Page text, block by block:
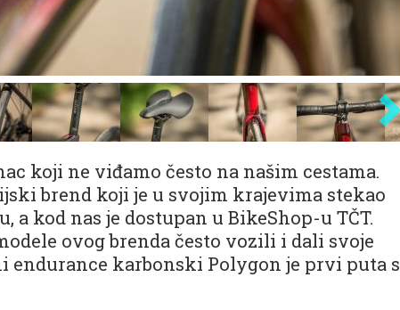
koji ne viđamo često na našim cestama.
brend koji je u svojim krajevima stekao
a kod nas je dostupan u BikeShop-u TČT.
ovog brenda često vozili i dali svoje
endurance karbonski Polygon je prvi puta s